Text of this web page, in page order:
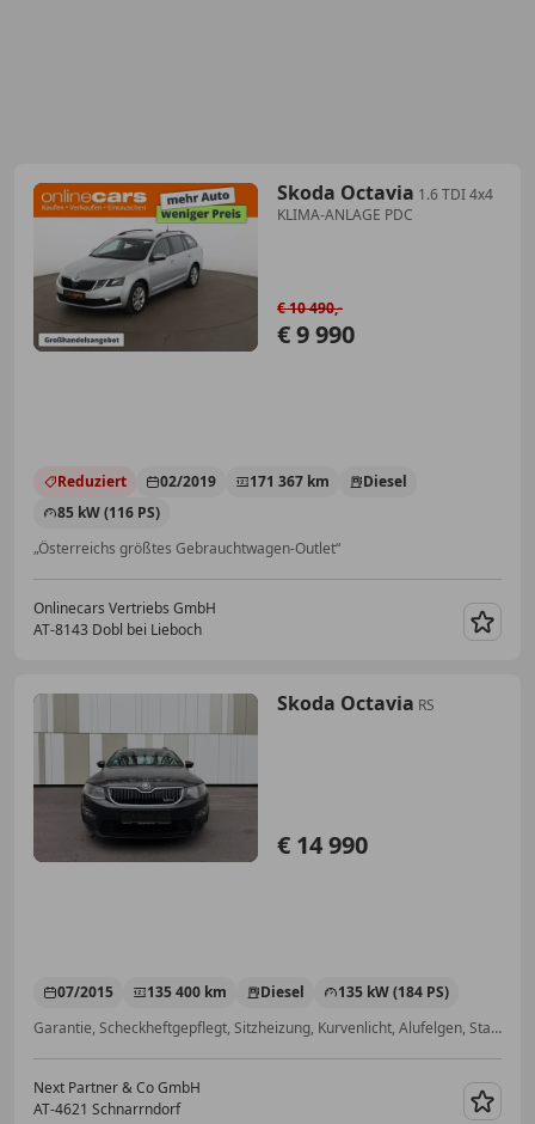
Skoda Octavia 1.6 TDI 4x4
KLIMA-ANLAGE PDC
€ 9 990
€ 10 490,-
Reduziert 02/2019 171 367 km
Diesel
85 kW (116 PS)
„Österreichs größtes Gebrauchtwagen-Outlet“
Onlinecars Vertriebs GmbH
AT-8143 Dobl bei Lieboch
Skoda Octavia RS
€ 14 990
07/2015 135 400 km Diesel
135 kW (184 PS)
Garantie, Scheckheftgepflegt, Sitzheizung, Kurvenlicht, Alufelgen, Start/Stop-Automatik, Xenonscheinwerfer, Panoramadach
Next Partner & Co GmbH
AT-4621 Schnarrndorf